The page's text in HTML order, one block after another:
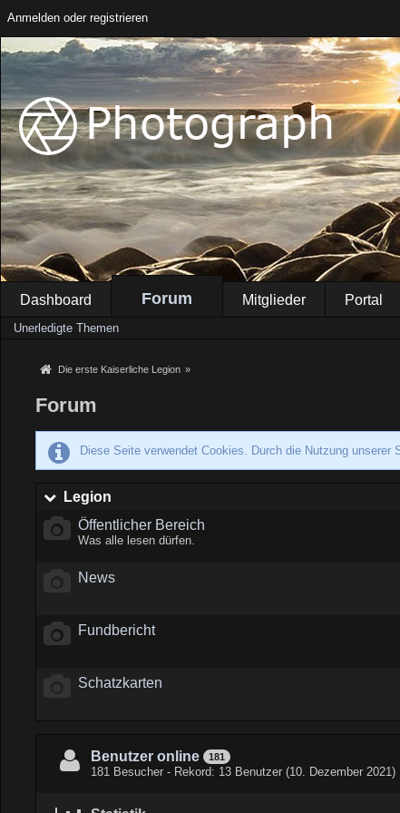
Anmelden oder registrieren
Dashboard Forum Mitglieder Portal
Unerledigte Themen
Die erste Kaiserliche Legion »
Forum
Diese Seite verwendet Cookies. Durch die Nutzung
Legion
Öffentlicher Bereich
Was alle lesen dürfen.
News
Fundbericht
Schatzkarten
Benutzer online 181
181 Besucher - Rekord: 13 Benutzer (10. Dezember 2021)